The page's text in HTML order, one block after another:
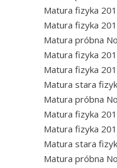
Matura fizyka
Matura fizyka
Matura próbna
Matura fizyka
Matura fizyka
Matura stara
Matura próbna
Matura fizyka
Matura fizyka
Matura stara
Matura próbna